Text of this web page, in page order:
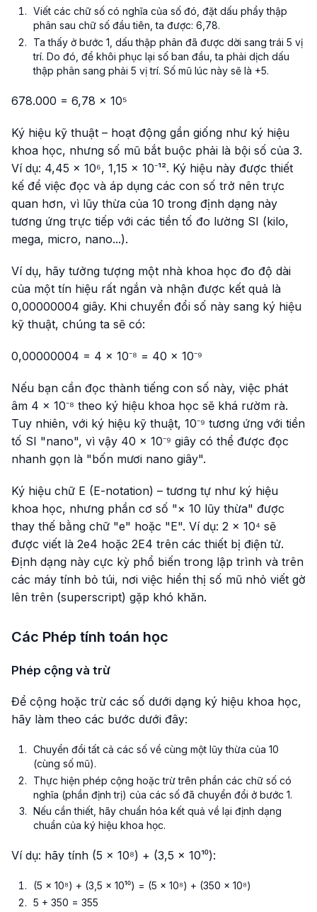
Viết các chữ số có nghĩa của số đó, đặt dấu phẩy thập
phân sau chữ số đầu tiên, ta được: 6,78.
Ta thấy ở bước 1, dấu thập phân đã được dời sang trái 5 vị
trí. Do đó, để khôi phục lại số ban đầu, ta phải dịch dấu
thập phân sang phải 5 vị trí. Số mũ lúc này sẽ là +5.
678.000 = 6,78 × 10⁵
Ký hiệu kỹ thuật – hoạt động gần giống như ký hiệu
khoa học, nhưng số mũ bắt buộc phải là bội số của 3.
Ví dụ: 4,45 × 10⁶, 1,15 × 10⁻¹². Ký hiệu này được thiết
kế để việc đọc và áp dụng các con số trở nên trực
quan hơn, vì lũy thừa của 10 trong định dạng này
tương ứng trực tiếp với các tiền tố đo lường SI (kilo,
mega, micro, nano...).
Ví dụ, hãy tưởng tượng một nhà khoa học đo độ dài
của một tín hiệu rất ngắn và nhận được kết quả là
0,00000004 giây. Khi chuyển đổi số này sang ký hiệu
kỹ thuật, chúng ta sẽ có:
0,00000004 = 4 × 10⁻⁸ = 40 × 10⁻⁹
Nếu bạn cần đọc thành tiếng con số này, việc phát
âm 4 × 10⁻⁸ theo ký hiệu khoa học sẽ khá rườm rà.
Tuy nhiên, với ký hiệu kỹ thuật, 10⁻⁹ tương ứng với tiền
tố SI "nano", vì vậy 40 × 10⁻⁹ giây có thể được đọc
nhanh gọn là "bốn mươi nano giây".
Ký hiệu chữ E (E-notation) – tương tự như ký hiệu
khoa học, nhưng phần cơ số "× 10 lũy thừa" được
thay thế bằng chữ "e" hoặc "E". Ví dụ: 2 × 10⁴ sẽ
được viết là 2e4 hoặc 2E4 trên các thiết bị điện tử.
Định dạng này cực kỳ phổ biến trong lập trình và trên
các máy tính bỏ túi, nơi việc hiển thị số mũ nhỏ viết gờ
lên trên (superscript) gặp khó khăn.
Các Phép tính toán học
Phép cộng và trừ
Để cộng hoặc trừ các số dưới dạng ký hiệu khoa học,
hãy làm theo các bước dưới đây:
Chuyển đổi tất cả các số về cùng một lũy thừa của 10
(cùng số mũ).
Thực hiện phép cộng hoặc trừ trên phần các chữ số có
nghĩa (phần định trị) của các số đã chuyển đổi ở bước 1.
Nếu cần thiết, hãy chuẩn hóa kết quả về lại định dạng
chuẩn của ký hiệu khoa học.
Ví dụ: hãy tính (5 × 10⁸) + (3,5 × 10¹⁰):
(5 × 10⁸) + (3,5 × 10¹⁰) = (5 × 10⁸) + (350 × 10⁸)
5 + 350 = 355